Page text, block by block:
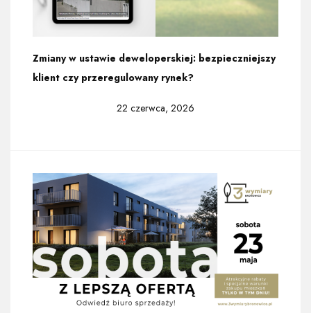
Zmiany w ustawie deweloperskiej: bezpieczniejszy
klient czy przeregulowany rynek?
22 czerwca, 2026